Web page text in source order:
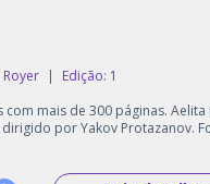
Royer |
Edição: 1
com mais de 300 páginas.
por Yakov Protazanov.